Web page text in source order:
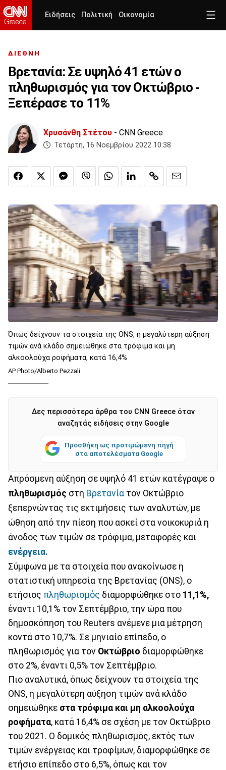
Ειδήσεις Πολιτική Οικονομία
ΔΙΕΘΝΗ
Βρετανία: Σε υψηλό 41 ετών ο
πληθωρισμός για τον Οκτώβριο -
Ξεπέρασε το 11%
Χρυσάνθη Στέτου - CNN Greece
Τετάρτη, 16 Νοεμβρίου 2022 10:38
Όπως δείχνουν τα στοιχεία της ONS, η μεγαλύτερη αύξηση
τιμών ανά κλάδο σημειώθηκε στα τρόφιμα και μη
αλκοολούχα ροφήματα, κατά 16,4%
AP Photo/Alberto Pezzali
Δες περισσότερα άρθρα του CNN Greece όταν
αναζητάς ειδήσεις στην Google
Προσθήκη ως προτιμώμενη πηγή
στα αποτελέσματα Google
Απρόσμενη αύξηση σε υψηλό 41 ετών κατέγραψε ο
πληθωρισμός στη Βρετανία τον Οκτώβριο
ξεπερνώντας τις εκτιμήσεις των αναλυτών, με
ώθηση από την πίεση που ασκεί στα νοικοκυριά η
άνοδος των τιμών σε τρόφιμα, μεταφορές και
ενέργεια.
Σύμφωνα με τα στοιχεία που ανακοίνωσε η
στατιστική υπηρεσία της Βρετανίας (ONS), ο
ετήσιος πληθωρισμός διαμορφώθηκε στο 11,1%,
έναντι 10,1% τον Σεπτέμβριο, την ώρα που
δημοσκόπηση του Reuters ανέμενε μια μέτρηση
κοντά στο 10,7%. Σε μηνιαίο επίπεδο, ο
πληθωρισμός για τον Οκτώβριο διαμορφώθηκε
στο 2%, έναντι 0,5% τον Σεπτέμβριο.
Πιο αναλυτικά, όπως δείχνουν τα στοιχεία της
ONS, η μεγαλύτερη αύξηση τιμών ανά κλάδο
σημειώθηκε στα τρόφιμα και μη αλκοολούχα
ροφήματα, κατά 16,4% σε σχέση με τον Οκτώβριο
του 2021. Ο δομικός πληθωρισμός, εκτός των
τιμών ενέργειας και τροφίμων, διαμορφώθηκε σε
ετήσιο επίπεδο στο 6,5%, όπως και τον